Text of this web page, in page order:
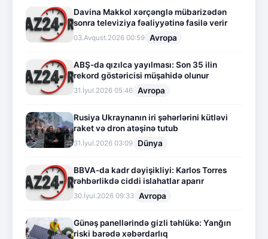
Davina Makkol xərçənglə mübarizədən
sonra televiziya fəaliyyətinə fasilə verir
03.Avqust.2026 00:59 Avropa
ABŞ-da qızılca yayılması: Son 35 ilin
rekord göstəricisi müşahidə olunur
31.İyul.2026 05:46 Avropa
Rusiya Ukraynanın iri şəhərlərini kütləvi
raket və dron atəşinə tutub
31.İyul.2026 03:09 Dünya
BBVA-da kadr dəyişikliyi: Karlos Torres
rəhbərlikdə ciddi islahatlar aparır
30.İyul.2026 09:33 Avropa
Günəş panellərində gizli təhlükə: Yanğın
riski barədə xəbərdarlıq